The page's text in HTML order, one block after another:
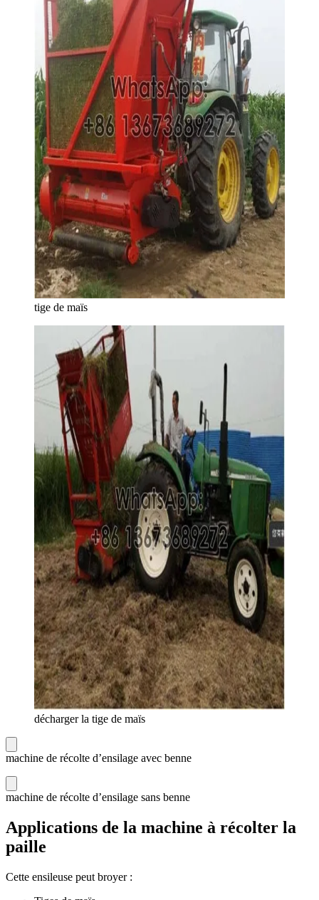
tige de maïs
décharger la tige de maïs
machine de récolte d’ensilage avec benne
machine de récolte d’ensilage sans benne
Applications de la machine à récolter la
paille
Cette ensileuse peut broyer :